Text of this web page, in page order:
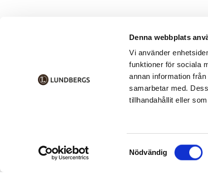
Denna webbplats
Vi använder
funktioner för sociala
annan information
samarbetar med.
tillhandahållit eller
Samtyckesval
Nödvändig